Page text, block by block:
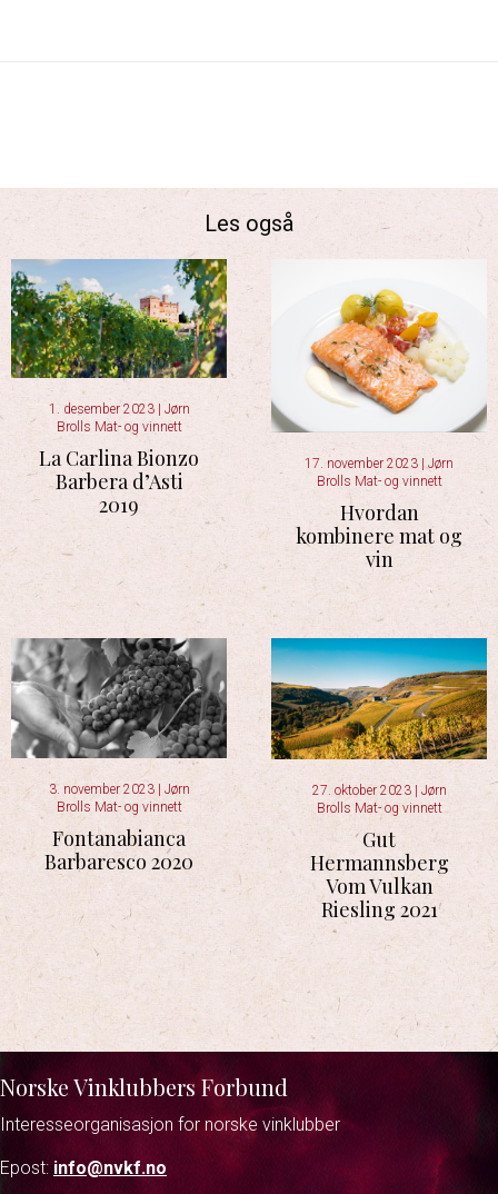
Les også
1. desember 2023 | Jørn
Brolls Mat- og vinnett
La Carlina Bionzo
Barbera d’Asti
2019
17. november 2023 |Jørn
Brolls Mat- og vinnett
Hvordan
kombinere mat og
vin
3. november 2023 | Jørn
Brolls Mat- og vinnett
Fontanabianca
Barbaresco 2020
27. oktober 2023
Jørn
Brolls Mat- og vinnett
Gut
Hermannsberg
Vom Vulkan
Riesling 2021
Norske Vinklubbers Forbund
Interesseorganisasjon for norske vinklubber
Epost: info@nvkf.no